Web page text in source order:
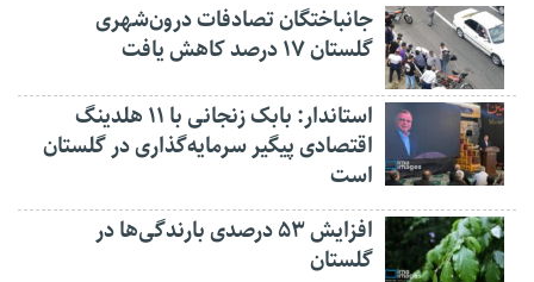
جانباختگان تصادفات درون‌شهری
گلستان ۱۷ درصد کاهش یافت
استاندار: بابک زنجانی با ۱۱ هلدینگ
اقتصادی پیگیر سرمایه‌گذاری در گلستان
است
افزایش ۵۳ درصدی بارندگی‌ها در
گلستان